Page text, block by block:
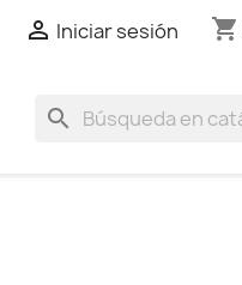
 Iniciar sesión shopping_cart
search